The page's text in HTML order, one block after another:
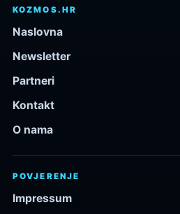
KOZMOS.HR
Naslovna
Newsletter
Partneri
Kontakt
O nama
POVJERENJE
Impressum